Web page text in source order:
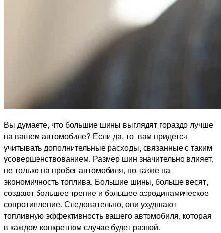
Вы думаете, что большие шины выглядят гораздо лучше
на вашем автомобиле? Если да, то вам придется
учитывать дополнительные расходы, связанные с таким
усовершенствованием. Размер шин значительно влияет,
не только на пробег автомобиля, но также на
экономичность топлива. Большие шины, больше весят,
создают большее трение и большее аэродинамическое
сопротивление. Следовательно, они ухудшают
топливную эффективность вашего автомобиля, которая
в каждом конкретном случае будет разной.